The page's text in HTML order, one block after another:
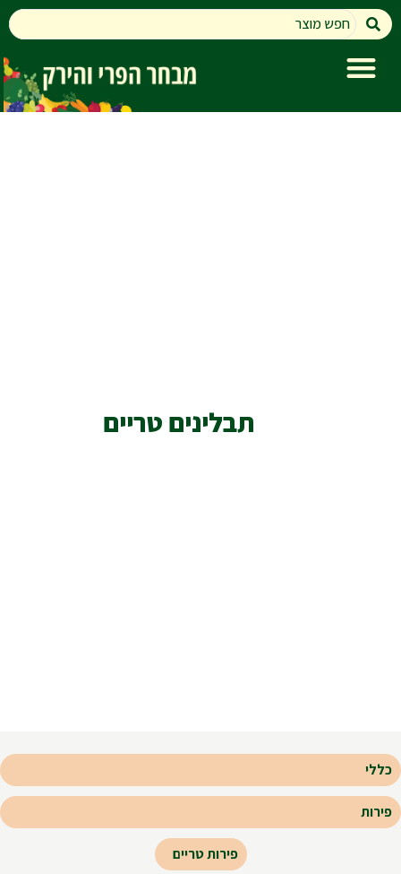
תבלינים טריים
כללי
פירות
פירות טריים